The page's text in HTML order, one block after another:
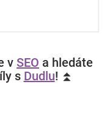
v SEO a hledáte
s Dudlu! ⏫